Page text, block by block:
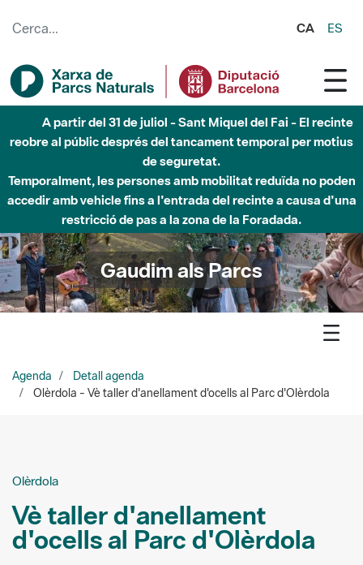
CA ES
Fins al desembre de 2026 - Parc Fluvial Besòs -
Afectacions a la llera del Parc Fluvial del Besòs degut a
obres de construcció d'una passera sobre el riu
Gaudim als Parcs
Agenda
Detall agenda
Olèrdola - Vè taller d'anellament d'ocells al Parc d'Olèrdola
d'ocells al Parc d'Olèrdola
Cursos i tallers | Educació ambiental